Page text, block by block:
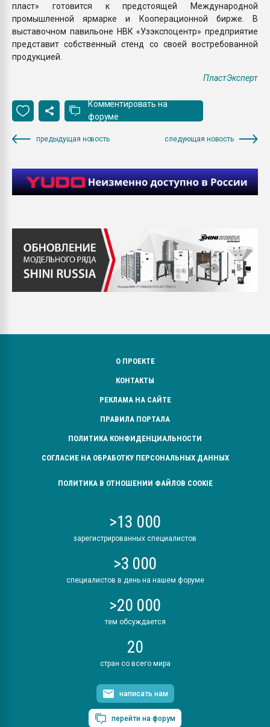
пласт» готовится к предстоящей Международной
промышленной ярмарке и Кооперационной бирже. В
выставочном павильоне НВК «Узэкспоцентр» предприятие
представит собственный стенд со своей востребованной
продукцией.
ПластЭксперт
Комментировать на
форуме
предыдущая новость следующая новость
О ПРОЕКТЕ
КОНТАКТЫ
РЕКЛАМА НА САЙТЕ
ПРАВИЛА ПОРТАЛА
ПОЛИТИКА КОНФИДЕНЦИАЛЬНОСТИ
СОГЛАСИЕ НА ОБРАБОТКУ ПЕРСОНАЛЬНЫХ ДАННЫХ
ПОЛИТИКА В ОТНОШЕНИИ ФАЙЛОВ COOKIE
>13 000
зарегистрированных специалистов
>3 000
специалистов в день на нашем форуме
>20 000
тем обсуждается
20
стран со всего мира
написать нам
перейти на форум